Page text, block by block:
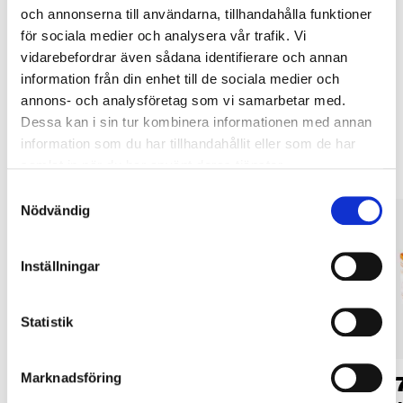
och annonserna till användarna, tillhandahålla funktioner
för sociala medier och analysera vår trafik. Vi
vidarebefordrar även sådana identifierare och annan
information från din enhet till de sociala medier och
annons- och analysföretag som vi samarbetar med.
Dessa kan i sin tur kombinera informationen med annan
information som du har tillhandahållit eller som de har
Nödvändig
Inställningar
Statistik
Marknadsföring
Köp & Hämta i ditt varuhus inom 2 timmar! För mer information om
tjänsten och våra villkor.
Andra kunder köpte också
7990